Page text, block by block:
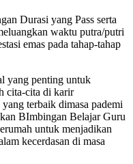
Durasi yang Pass serta
waktu putra/putri
emas pada tahap-tahap
yang penting untuk
cita-cita di karir
terbaik dimasa pademi
BImbingan Belajar Guru
untuk menjadikan
kecerdasan di masa